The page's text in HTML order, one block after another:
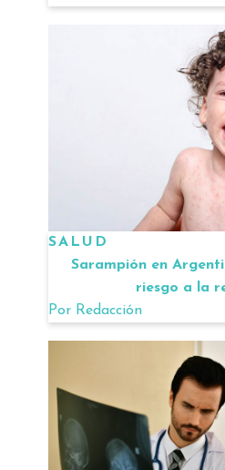
SALUD
Sarampión en
riesgo a la
Por Redacción